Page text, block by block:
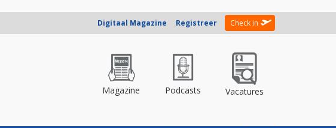
Digitaal Magazine Registreer Check in
Magazine Podcasts Vacatures